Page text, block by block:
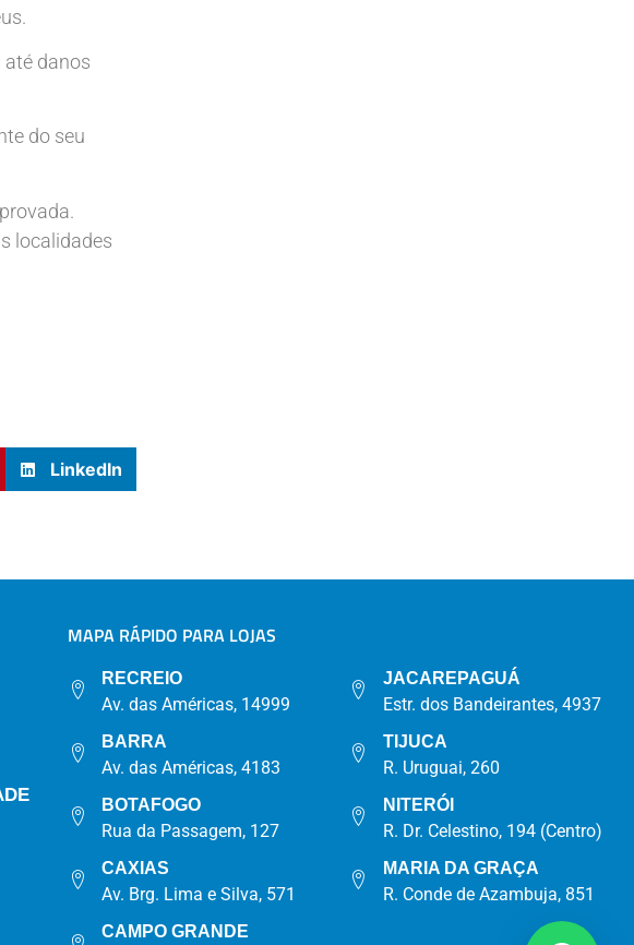
até danos
do seu
localidades
LinkedIn
MAPA RÁPIDO PARA LOJAS
RECREIO
Av. das Américas, 14999
BARRA
Av. das Américas, 4183
BOTAFOGO
Rua da Passagem, 127
CAXIAS
Av. Brg. Lima e Silva, 571
CAMPO GRANDE
JACAREPAGUÁ
Estr. dos Bandeirantes, 4937
TIJUCA
R. Uruguai, 260
NITERÓI
R. Dr. Celestino, 194 (Centro)
MARIA DA GRAÇA
R. Conde de Azambuja, 851